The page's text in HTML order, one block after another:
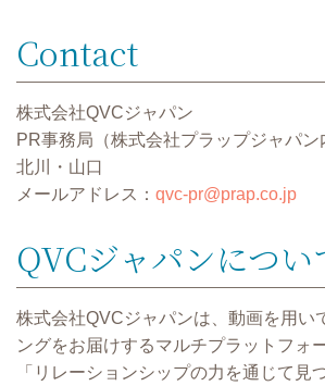
Contact
株式会社QVCジャパン
PR事務局（株式会社プラップジャパン
北川・山口
メールアドレス： qvc-pr@prap.co.jp
QVCジャパンについ
株式会社QVCジャパンは、動画を用い
ングをお届けするマルチプラットフォ
「リレーションシップの力を通じて見